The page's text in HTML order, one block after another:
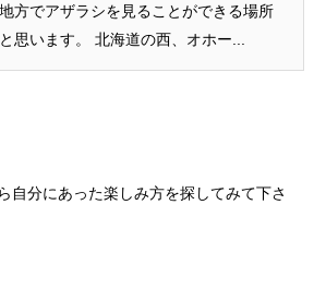
方でアザラシを見ることができる場所
思います。 北海道の西、オホー...
自分にあった楽しみ方を探してみて下さ